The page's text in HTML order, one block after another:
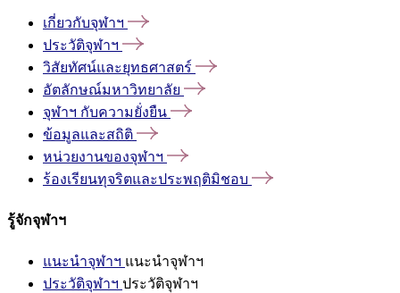
เกี่ยวกับจุฬาฯ
ประวัติจุฬาฯ
วิสัยทัศน์และยุทธศาสตร์
อัตลักษณ์มหาวิทยาลัย
จุฬาฯ กับความยั่งยืน
ข้อมูลและสถิติ
หน่วยงานของจุฬาฯ
ร้องเรียนทุจริตและประพฤติมิชอบ
รู้จักจุฬาฯ
แนะนำจุฬาฯ แนะนำจุฬาฯ
ประวัติจุฬาฯ ประวัติจุฬาฯ